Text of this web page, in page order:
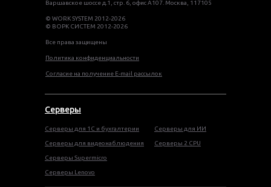
Варшавское шоссе д.1, стр. 6, офис А107. Москва, 117105
© WORK SYSTEM 2012-2026
© ВОРК СИСТЕМ 2012-2026
Все права защищены
Политика конфиденциальности
Согласие на получение E-mail рассылок
Серверы
Серверы для 1С и бухгалтерии
Серверы для видеонаблюдения
Серверы Supermicro
Серверы Lenovo
Серверы для ИИ
Серверы 2 CPU